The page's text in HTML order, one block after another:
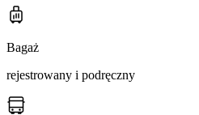
Bagaż
rejestrowany i podręczny